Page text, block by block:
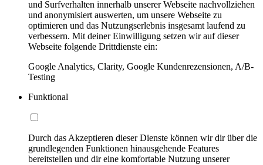
und Surfverhalten innerhalb unserer Webseite nachvollziehen
und anonymisiert auswerten, um unsere Webseite zu
optimieren und das Nutzungserlebnis insgesamt laufend zu
verbessern. Mit deiner Einwilligung setzen wir auf dieser
Webseite folgende Drittdienste ein:
Google Analytics, Clarity, Google Kundenrezensionen, A/B-
Testing
Funktional
Durch das Akzeptieren dieser Dienste können wir dir über die
grundlegenden Funktionen hinausgehende Features
bereitstellen und dir eine komfortable Nutzung unserer